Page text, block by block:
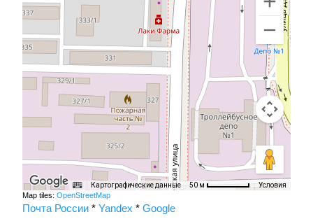
Картографические данные 50 м Условия
Map tiles: OpenStreetMap
Почта России * Yandex * Google